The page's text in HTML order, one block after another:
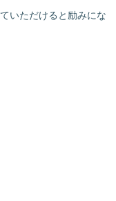
いただけると励みにな